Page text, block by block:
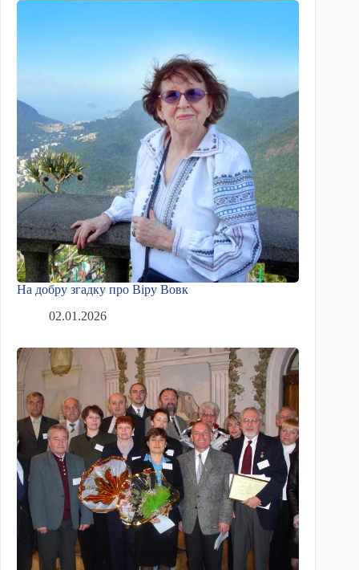
На добру згадку про Віру Вовк
02.01.2026